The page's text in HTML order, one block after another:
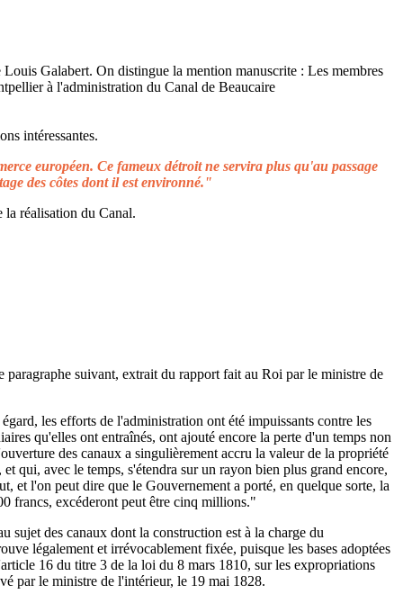
intéressantes.
européen. Ce fameux détroit ne servira plus qu'au passage
des côtes dont il est environné."
réalisation du Canal.
suivant, extrait du rapport fait au Roi par le ministre de
les efforts de l'administration ont été impuissants contre les
qu'elles ont entraînés, ont ajouté encore la perte d'un temps non
des canaux a singulièrement accru la valeur de la propriété
qui, avec le temps, s'étendra sur un rayon bien plus grand encore,
et l'on peut dire que le Gouvernement a porté, en quelque sorte, la
francs, excéderont peut être cinq millions."
sujet des canaux dont la construction est à la charge du
légalement et irrévocablement fixée, puisque les bases adoptées
16 du titre 3 de la loi du 8 mars 1810, sur les expropriations
par le ministre de l'intérieur, le 19 mai 1828.